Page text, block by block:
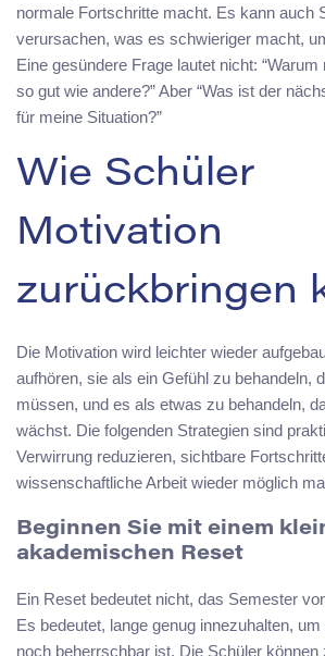
normale Fortschritte macht. Es kann auch
verursachen, was es schwieriger macht,
Eine gesündere Frage lautet nicht:
so gut wie andere?” Aber “Was ist der
für meine Situation?”
Wie Schüler
Motivation
zurückbringen
Die Motivation wird leichter wieder
aufhören, sie als ein Gefühl zu behandeln,
müssen, und es als etwas zu behandeln,
wächst. Die folgenden Strategien sind
Verwirrung reduzieren, sichtbare
wissenschaftliche Arbeit wieder möglich
Beginnen Sie mit einem
akademischen Reset
Ein Reset bedeutet nicht, das Semester
Es bedeutet, lange genug innezuhalten,
noch beherrschbar ist. Die Schüler können